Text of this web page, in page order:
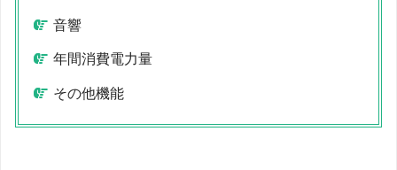
音響
年間消費電力量
その他機能